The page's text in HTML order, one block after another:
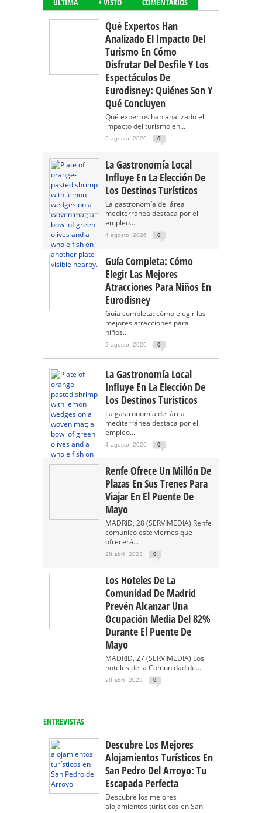
Qué Expertos Han
Analizado El Impacto Del
Turismo En Cómo
Disfrutar Del Desfile Y Los
Espectáculos De
Eurodisney: Quiénes Son Y
Qué Concluyen
Qué expertos han analizado el
impacto del turismo en...
5 agosto, 2026 0
La Gastronomía Local
Influye En La Elección De
Los Destinos Turísticos
La gastronomía del área
mediterránea destaca por el
empleo...
4 agosto, 2026 0
Guía Completa: Cómo
Elegir Las Mejores
Atracciones Para Niños En
Eurodisney
Guía completa: cómo elegir las
mejores atracciones para
niños...
2 agosto, 2026 0
La Gastronomía Local
Influye En La Elección De
Los Destinos Turísticos
La gastronomía del área
mediterránea destaca por el
empleo...
4 agosto, 2026 0
Renfe Ofrece Un Millón De
Plazas En Sus Trenes Para
Viajar En El Puente De
Mayo
MADRID, 28 (SERVIMEDIA) Renfe
comunicó este viernes que
ofrecerá...
28 abril, 2023 0
Los Hoteles De La
Comunidad De Madrid
Prevén Alcanzar Una
Ocupación Media Del 82%
Durante El Puente De
Mayo
MADRID, 27 (SERVIMEDIA) Los
hoteles de la Comunidad de...
28 abril, 2023 0
ENTREVISTAS
Descubre Los Mejores
Alojamientos Turísticos En
San Pedro Del Arroyo: Tu
Escapada Perfecta
Descubre los mejores
alojamientos turísticos en San